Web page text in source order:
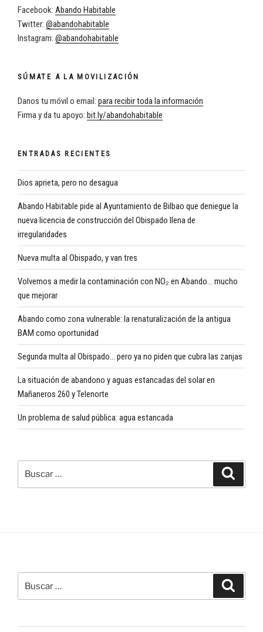
Facebook: Abando Habitable
Twitter: @abandohabitable
Instagram: @abandohabitable
SÚMATE A LA MOVILIZACIÓN
Danos tu móvil o email: para recibir toda la información
Firma y da tu apoyo: bit.ly/abandohabitable
ENTRADAS RECIENTES
Dios aprieta, pero no desagua
Abando Habitable pide al Ayuntamiento de Bilbao que deniegue la
nueva licencia de construcción del Obispado llena de
irregularidades
Nueva multa al Obispado, y van tres
Volvemos a medir la contaminación con NO₂ en Abando… mucho
que mejorar
Abando como zona vulnerable: la renaturalización de la antigua
BAM como oportunidad
Segunda multa al Obispado… pero ya no piden que cubra las zanjas
La situación de abandono y aguas estancadas del solar en
Mañaneros 260 y Telenorte
Un problema de salud pública: agua estancada